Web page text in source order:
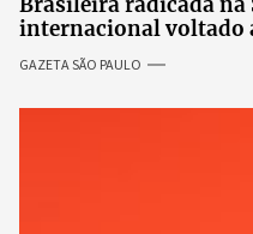
internacional voltado
identidade feminina
GAZETA SÃO PAULO